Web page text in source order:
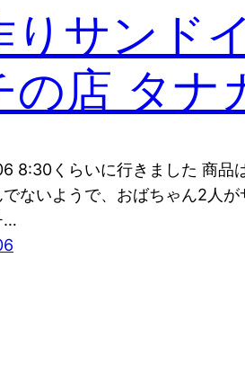
りサンドイ
の店 タナ
8:30くらいに行きました 商品
ないようで、おばちゃん2人が
…